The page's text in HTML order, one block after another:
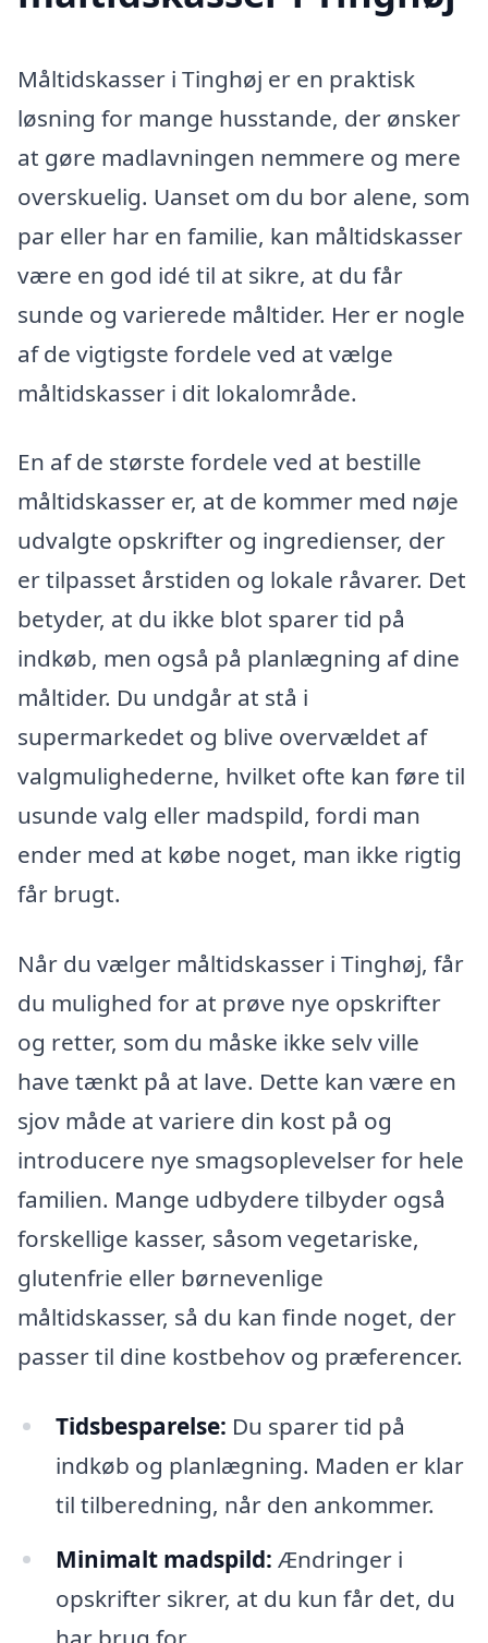
Måltidskasser i Tinghøj er en praktisk
løsning for mange husstande, der ønsker
at gøre madlavningen nemmere og mere
overskuelig. Uanset om du bor alene, som
par eller har en familie, kan måltidskasser
være en god idé til at sikre, at du får
sunde og varierede måltider. Her er nogle
af de vigtigste fordele ved at vælge
måltidskasser i dit lokalområde.
En af de største fordele ved at bestille
måltidskasser er, at de kommer med nøje
udvalgte opskrifter og ingredienser, der
er tilpasset årstiden og lokale råvarer. Det
betyder, at du ikke blot sparer tid på
indkøb, men også på planlægning af dine
måltider. Du undgår at stå i
supermarkedet og blive overvældet af
valgmulighederne, hvilket ofte kan føre til
usunde valg eller madspild, fordi man
ender med at købe noget, man ikke rigtig
får brugt.
Når du vælger måltidskasser i Tinghøj, får
du mulighed for at prøve nye opskrifter
og retter, som du måske ikke selv ville
have tænkt på at lave. Dette kan være en
sjov måde at variere din kost på og
introducere nye smagsoplevelser for hele
familien. Mange udbydere tilbyder også
forskellige kasser, såsom vegetariske,
glutenfrie eller børnevenlige
måltidskasser, så du kan finde noget, der
passer til dine kostbehov og præferencer.
Tidsbesparelse: Du sparer tid på
indkøb og planlægning. Maden er klar
til tilberedning, når den ankommer.
Minimalt madspild: Ændringer i
opskrifter sikrer, at du kun får det, du